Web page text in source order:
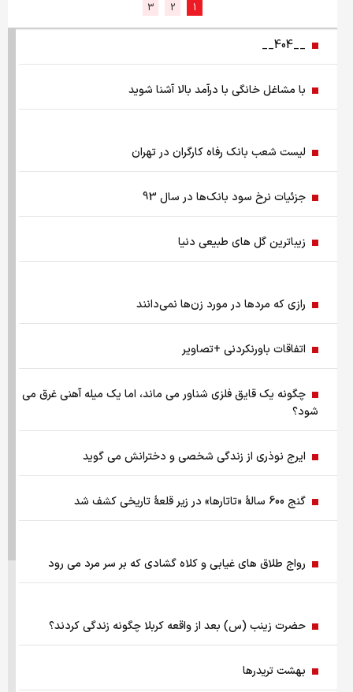
سد‌های ایران چه وضعیتی دارند؟
راهنمای جامع انتخاب و خرید مانتو آنلاین در سال ۱۴۰۵
همزمان با رونمایی شمش ایران، در مسابقه نقشه ایران شرکت
کمک ۱.۴ میلیارد یورویی اتحادیه اروپا به اوکراین از اموال روسیه
زمان واریز یارانه جدید دولت اعلام شد
فروش بی‌واسطه و تجمیع برق، راهکاری هوشمند برای صاحبان
چرا ایران با وجود تورم ۵۰ درصدی، ابرتورمی نشده است؟
چرا نباید از انس جهانی غافل شد؟ تحلیل فاندامنتال طلا در سال
چقدر شد؟
مسئله فلسطین با تاکید رئیس جمهور
قیمت طلا ۱۸ عیار ۱۴ مرداد
1
2
3
__404__
با مشاغل خانگی با درآمد بالا آشنا شوید
لیست شعب بانک رفاه کارگران در تهران
جزئیات نرخ سود بانک‌ها در سال 93
زیباترین گل های طبیعی دنیا
رازی كه مردها در مورد زن‌ها نمی‌دانند
اتفاقات باورنکردنی +تصاویر
چگونه یک قایق فلزی شناور می ماند، اما یک میله آهنی غرق می
شود؟
ایرج نوذری از زندگی شخصی و دخترانش می گوید
گنج 600 سالۀ «تاتارها» در زیر قلعۀ تاریخی کشف شد
رواج طلاق های غیابی و کلاه گشادی که بر سر مرد می رود
حضرت زینب (س) بعد از واقعه کربلا چگونه زندگی کردند؟
بهشت تریدرها